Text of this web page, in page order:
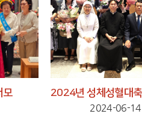
모
2024-06-14